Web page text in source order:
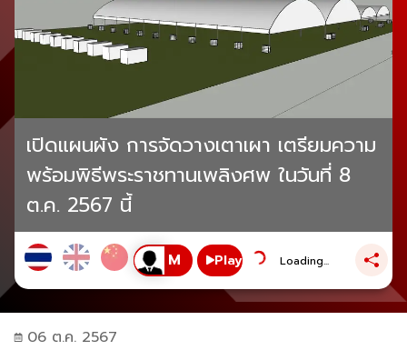
เปิดแผนผัง การจัดวางเตาเผา เตรียมความ
พร้อมพิธีพระราชทานเพลิงศพ ในวันที่ 8
ต.ค. 2567 นี้
Play Loading...
06 ต.ค. 2567